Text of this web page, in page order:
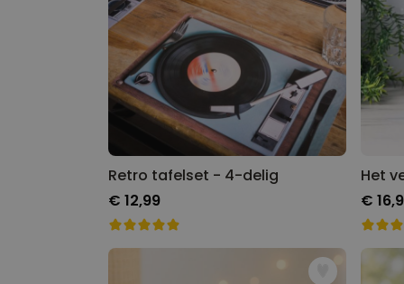
Retro tafelset - 4-delig
€ 12,99
Het
€